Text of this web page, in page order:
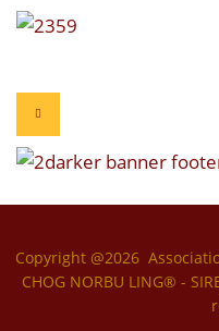
Copyright @2026
CHOG NORBU LING® -